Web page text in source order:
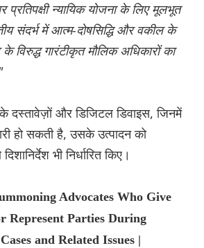
प्रतिपक्षी न्यायिक योजना के लिए मूलभूत
संदर्भ में आत्म-दोषसिद्धि और वकील के
के विरुद्ध गारंटीकृत मौलिक अधिकारों का
दस्तावेज़ों और डिजिटल डिवाइस, जिनमें
हो सकती है, उसके उत्पादन को
भी निर्धारित किए।
Advocates Who Give
Represent Parties During
and Related Issues |